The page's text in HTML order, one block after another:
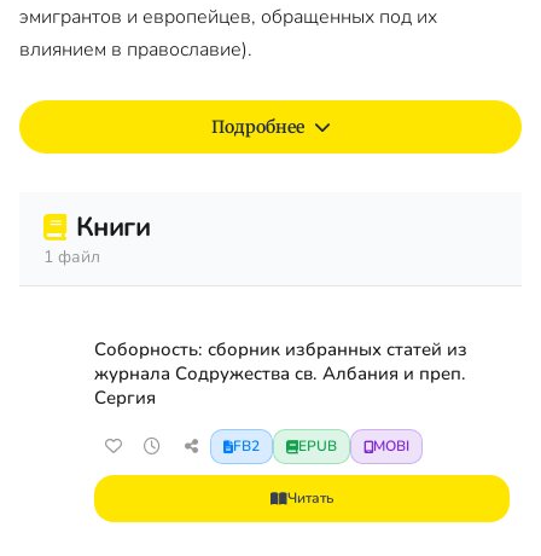
эмигрантов и европейцев, обращенных под их
влиянием в православие).
Подробнее
Книги
1 файл
Соборность: сборник избранных статей из
журнала Содружества св. Албания и преп.
Сергия
FB2 EPUB MOBI
Читать